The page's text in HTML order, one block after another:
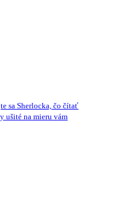
sa Sherlocka, čo čítať
ušité na mieru vám